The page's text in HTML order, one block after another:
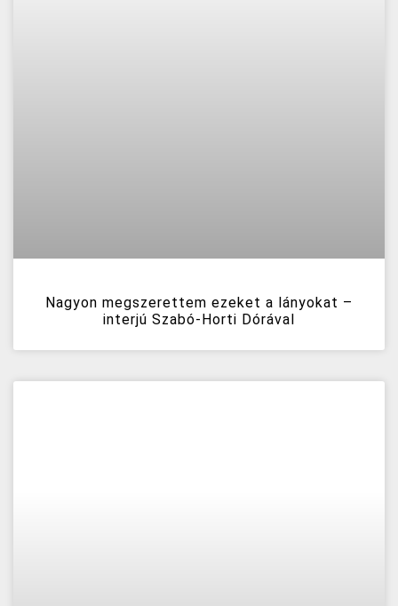
Nagyon megszerettem ezeket a lányokat –
interjú Szabó-Horti Dórával